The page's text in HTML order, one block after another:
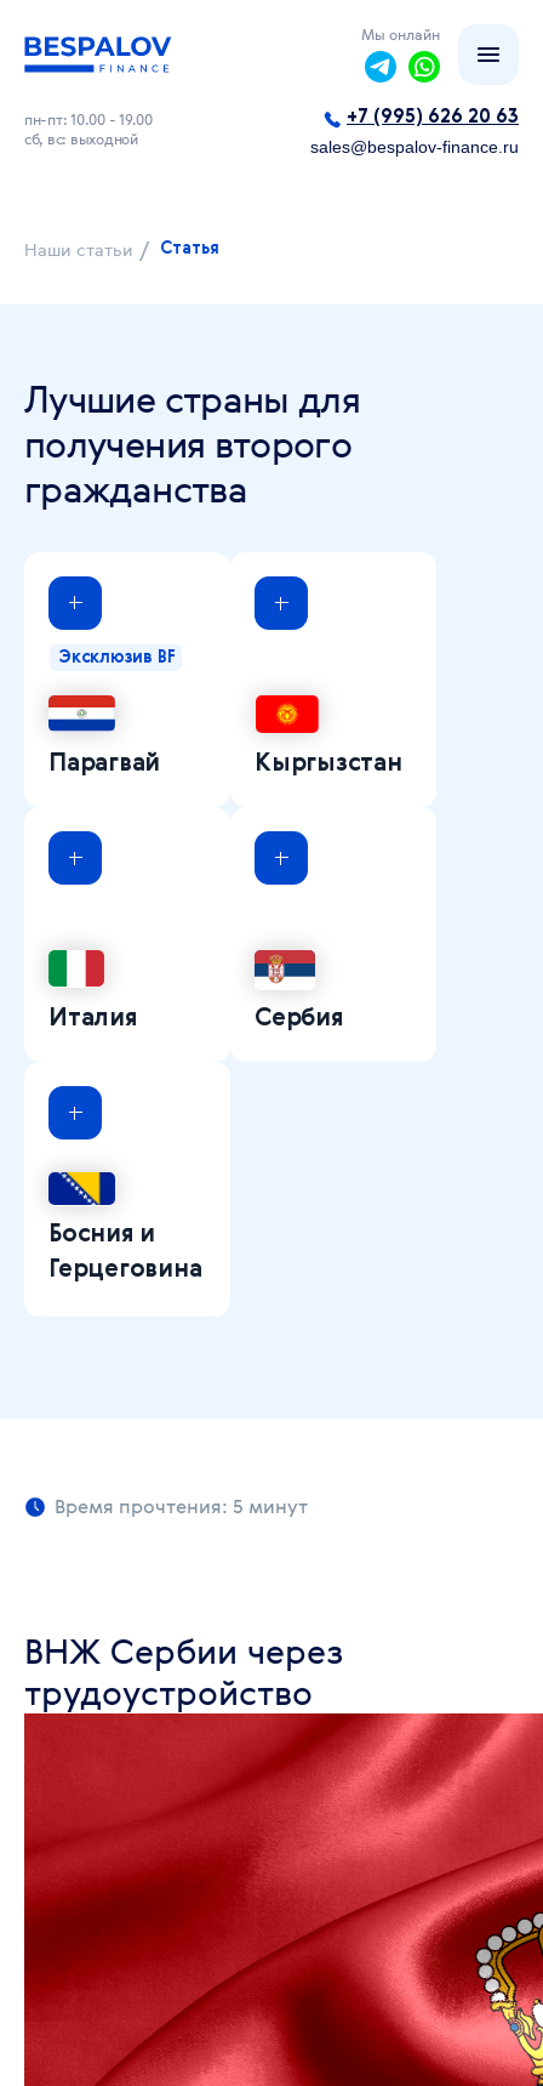
sales@bespalov-finance.ru
+7 (995) 626 20 63
Мы онлайн
пн-пт: 10.00 - 19.00
сб, вс: выходной
Наши статьи / Статья
Лучшие страны для
получения второго
гражданства
Эксклюзив BF
Парагвай Кыргызстан
Италия Сербия
Босния и
Герцеговина
Время прочтения: 5 минут
ВНЖ Сербии через
трудоустройство